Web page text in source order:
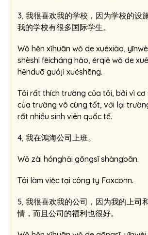
3, 我很喜欢我的学校，因为学校的设
我的学校有很多国际学生。
Wǒ hěn xǐhuān wǒ de xuéxiào,
shèshī fēicháng hǎo, érqiě wǒ de
hěnduō guójì xuéshēng.
Tôi rất thích trường của tôi, bởi vì
của trường vô cùng tốt, với lại
rất nhiều sinh viên quốc tế.
4, 我在鴻海公司上班。
Wǒ zài hónghǎi gōngsī shàngbān.
Tôi làm việc tại công ty Foxconn.
5, 我很喜欢我的公司，因为我的上司
情，而且公司的福利也很好。